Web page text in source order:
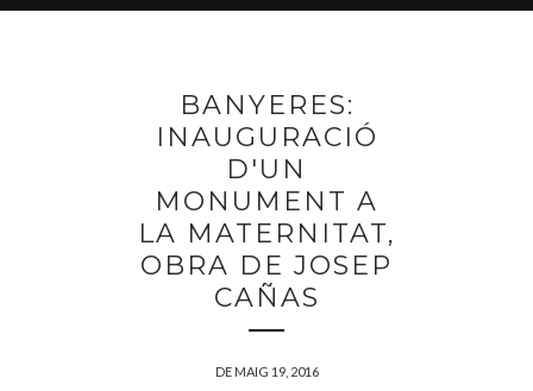
BANYERES:
INAUGURACIÓ
D'UN
MONUMENT A
LA MATERNITAT,
OBRA DE JOSEP
CAÑAS
DE MAIG 19, 2016